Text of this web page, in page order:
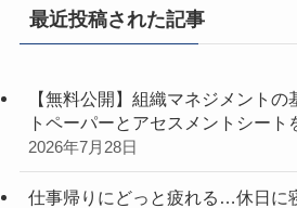
最近投稿された記事
【無料公開】組織マネジメントの
トペーパーとアセスメントシート
2026年7月28日
仕事帰りにどっと疲れる…休日に